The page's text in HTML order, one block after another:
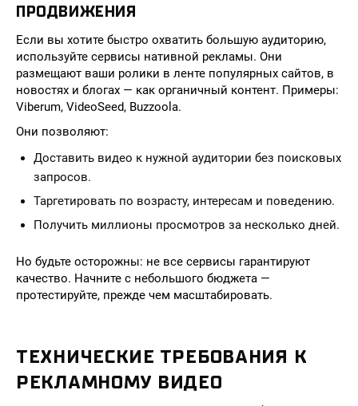
ПРОДВИЖЕНИЯ
Если вы хотите быстро охватить большую аудиторию,
используйте сервисы нативной рекламы. Они
размещают ваши ролики в ленте популярных сайтов, в
новостях и блогах — как органичный контент. Примеры:
Viberum, VideoSeed, Buzzoola.
Они позволяют:
Доставить видео к нужной аудитории без поисковых
запросов.
Таргетировать по возрасту, интересам и поведению.
Получить миллионы просмотров за несколько дней.
Но будьте осторожны: не все сервисы гарантируют
качество. Начните с небольшого бюджета —
протестируйте, прежде чем масштабировать.
ТЕХНИЧЕСКИЕ ТРЕБОВАНИЯ К
РЕКЛАМНОМУ ВИДЕО